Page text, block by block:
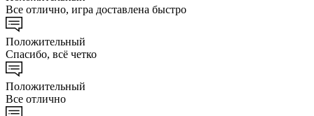
Все отлично, игра доставлена быстро
Положительный
Спасибо, всё четко
Положительный
Все отлично